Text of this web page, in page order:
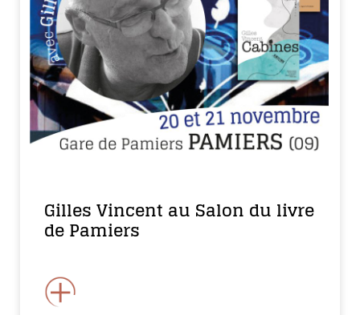
Gilles Vincent au Salon du livre
de Pamiers
+